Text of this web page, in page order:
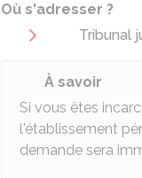
Où s'adresser ?
Tribunal
À savoir
Si vous êtes
l'établissement
demande sera